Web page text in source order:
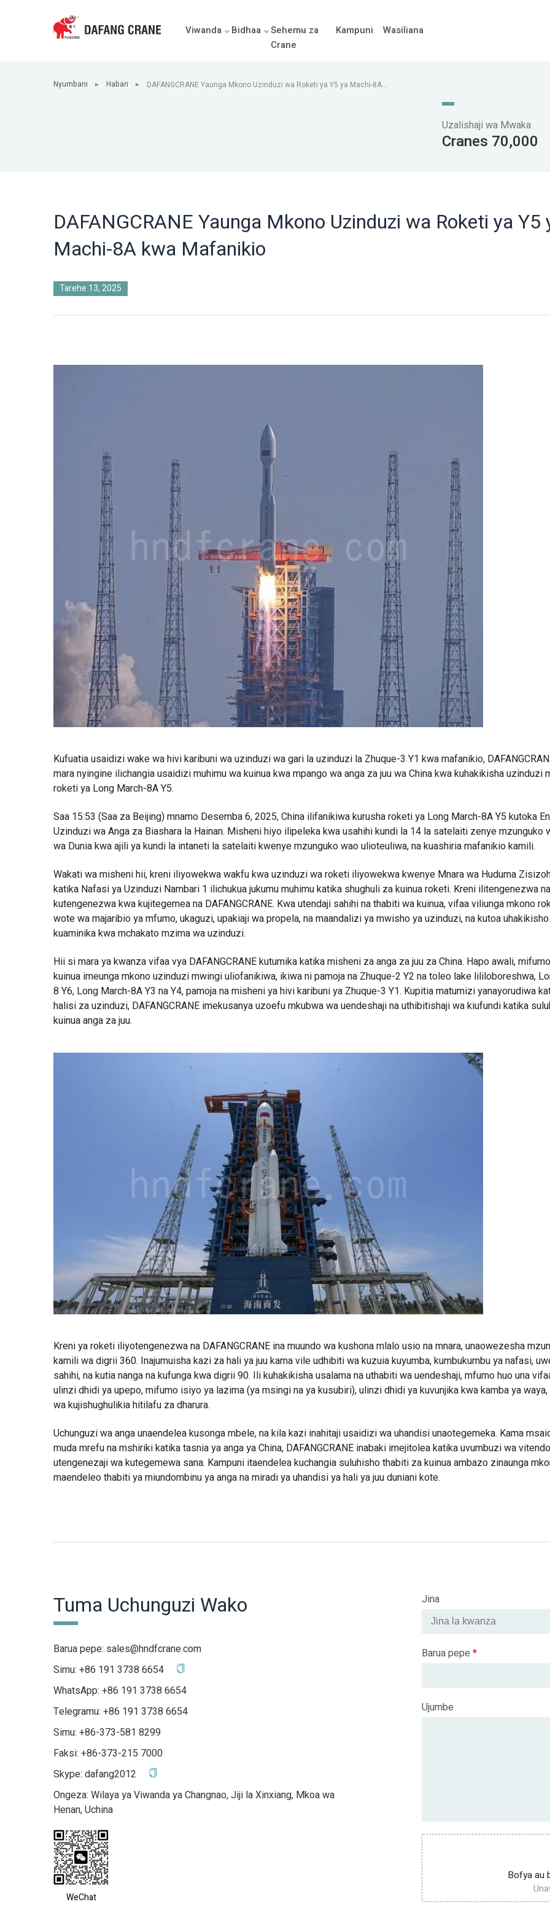
Viwanda Bidhaa
Sehemu za
Crane
Kampuni Wasiliana
Nyumbani ► Habari ►
DAFANGCRANE Yaunga Mkono Uzinduzi wa Roketi ya Y5 ya Machi-8A
Uzalishaji wa Mwaka
Cranes 70,000
DAFANGCRANE Yaunga Mkono Uzinduzi wa Roketi ya Y5
Machi-8A kwa Mafanikio
Tarehe 13, 2025
Kufuatia usaidizi wake wa hivi karibuni wa uzinduzi wa gari la uzinduzi la Zhuque-3 Y1 kwa mafanikio,
mara nyingine ilichangia usaidizi muhimu wa kuinua kwa mpango wa anga za juu wa China kwa kuhakikisha uzinduzi
roketi ya Long March-8A Y5.
Saa 15:53 (Saa za Beijing) mnamo Desemba 6, 2025, China ilifanikiwa kurusha roketi ya Long March-8A Y5 kutoka
Uzinduzi wa Anga za Biashara la Hainan. Misheni hiyo ilipeleka kwa usahihi kundi la 14 la satelaiti zenye mzunguko
wa Dunia kwa ajili ya kundi la intaneti la satelaiti kwenye mzunguko wao ulioteuliwa, na kuashiria mafanikio kamili.
Wakati wa misheni hii, kreni iliyowekwa wakfu kwa uzinduzi wa roketi iliyowekwa kwenye Mnara wa Huduma
katika Nafasi ya Uzinduzi Nambari 1 ilichukua jukumu muhimu katika shughuli za kuinua roketi. Kreni ilitengenezwa na
kutengenezwa kwa kujitegemea na DAFANGCRANE. Kwa utendaji sahihi na thabiti wa kuinua, vifaa viliunga mkono
wote wa majaribio ya mfumo, ukaguzi, upakiaji wa propela, na maandalizi ya mwisho ya uzinduzi, na kutoa
kuaminika kwa mchakato mzima wa uzinduzi.
Hii si mara ya kwanza vifaa vya DAFANGCRANE kutumika katika misheni za anga za juu za China. Hapo awali,
kuinua imeunga mkono uzinduzi mwingi uliofanikiwa, ikiwa ni pamoja na Zhuque-2 Y2 na toleo lake lililoboreshwa,
8 Y6, Long March-8A Y3 na Y4, pamoja na misheni ya hivi karibuni ya Zhuque-3 Y1. Kupitia matumizi yanayorudiwa
halisi za uzinduzi, DAFANGCRANE imekusanya uzoefu mkubwa wa uendeshaji na uthibitishaji wa kiufundi katika
kuinua anga za juu.
Kreni ya roketi iliyotengenezwa na DAFANGCRANE ina muundo wa kushona mlalo usio na mnara, unaowezesha
kamili wa digrii 360. Inajumuisha kazi za hali ya juu kama vile udhibiti wa kuzuia kuyumba, kumbukumbu ya nafasi,
sahihi, na kutia nanga na kufunga kwa digrii 90. Ili kuhakikisha usalama na uthabiti wa uendeshaji, mfumo huo una
ulinzi dhidi ya upepo, mifumo isiyo ya lazima (ya msingi na ya kusubiri), ulinzi dhidi ya kuvunjika kwa kamba ya
wa kujishughulikia hitilafu za dharura.
Uchunguzi wa anga unaendelea kusonga mbele, na kila kazi inahitaji usaidizi wa uhandisi unaotegemeka. Kama
muda mrefu na mshiriki katika tasnia ya anga ya China, DAFANGCRANE inabaki imejitolea katika uvumbuzi wa
utengenezaji wa kutegemewa sana. Kampuni itaendelea kuchangia suluhisho thabiti za kuinua ambazo zinaunga
maendeleo thabiti ya miundombinu ya anga na miradi ya uhandisi ya hali ya juu duniani kote.
Tuma Uchunguzi Wako
Barua pepe: sales@hndfcrane.com
Simu: +86 191 3738 6654
WhatsApp: +86 191 3738 6654
Telegramu: +86 191 3738 6654
Simu: +86-373-581 8299
Faksi: +86-373-215 7000
Skype: dafang2012
Ongeza: Wilaya ya Viwanda ya Changnao, Jiji la Xinxiang, Mkoa wa
Henan, Uchina
WeChat
Jina
Barua pepe *
Ujumbe
Bofya au